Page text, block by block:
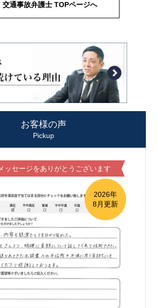
交通事故弁護士 TOPページへ
お客様の声
Pickup
ッセージをありがとうございます
2026年
8月更新